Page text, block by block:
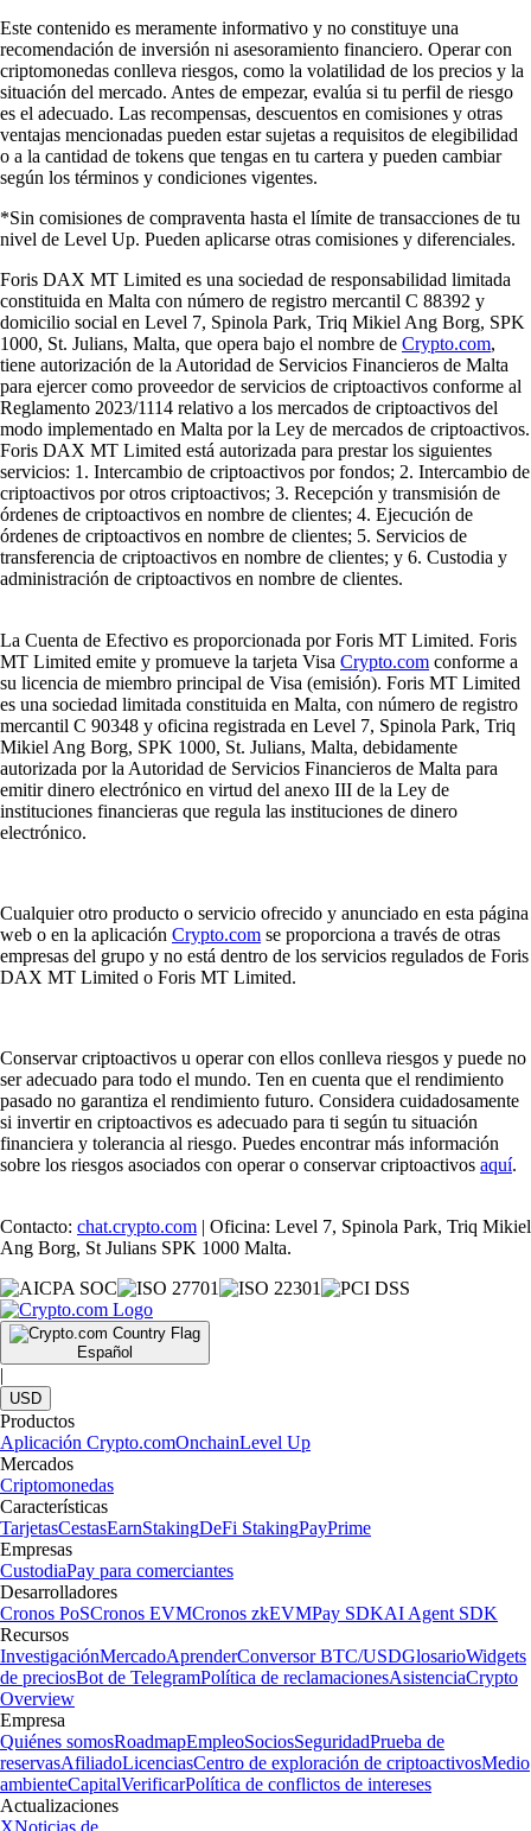
Este contenido es meramente informativo y no constituye una
recomendación de inversión ni asesoramiento financiero. Operar con
criptomonedas conlleva riesgos, como la volatilidad de los precios y la
situación del mercado. Antes de empezar, evalúa si tu perfil de riesgo
es el adecuado. Las recompensas, descuentos en comisiones y otras
ventajas mencionadas pueden estar sujetas a requisitos de elegibilidad
o a la cantidad de tokens que tengas en tu cartera y pueden cambiar
según los términos y condiciones vigentes.
*Sin comisiones de compraventa hasta el límite de transacciones de tu
nivel de Level Up. Pueden aplicarse otras comisiones y diferenciales.
Foris DAX MT Limited es una sociedad de responsabilidad limitada
constituida en Malta con número de registro mercantil C 88392 y
domicilio social en Level 7, Spinola Park, Triq Mikiel Ang Borg, SPK
1000, St. Julians, Malta, que opera bajo el nombre de Crypto.com,
tiene autorización de la Autoridad de Servicios Financieros de Malta
para ejercer como proveedor de servicios de criptoactivos conforme al
Reglamento 2023/1114 relativo a los mercados de criptoactivos del
modo implementado en Malta por la Ley de mercados de criptoactivos.
Foris DAX MT Limited está autorizada para prestar los siguientes
servicios: 1. Intercambio de criptoactivos por fondos; 2. Intercambio de
criptoactivos por otros criptoactivos; 3. Recepción y transmisión de
órdenes de criptoactivos en nombre de clientes; 4. Ejecución de
órdenes de criptoactivos en nombre de clientes; 5. Servicios de
transferencia de criptoactivos en nombre de clientes; y 6. Custodia y
administración de criptoactivos en nombre de clientes.
La Cuenta de Efectivo es proporcionada por Foris MT Limited. Foris
MT Limited emite y promueve la tarjeta Visa Crypto.com conforme a
su licencia de miembro principal de Visa (emisión). Foris MT Limited
es una sociedad limitada constituida en Malta, con número de registro
mercantil C 90348 y oficina registrada en Level 7, Spinola Park, Triq
Mikiel Ang Borg, SPK 1000, St. Julians, Malta, debidamente
autorizada por la Autoridad de Servicios Financieros de Malta para
emitir dinero electrónico en virtud del anexo III de la Ley de
instituciones financieras que regula las instituciones de dinero
electrónico.
Cualquier otro producto o servicio ofrecido y anunciado en esta página
web o en la aplicación Crypto.com se proporciona a través de otras
empresas del grupo y no está dentro de los servicios regulados de Foris
DAX MT Limited o Foris MT Limited.
Conservar criptoactivos u operar con ellos conlleva riesgos y puede no
ser adecuado para todo el mundo. Ten en cuenta que el rendimiento
pasado no garantiza el rendimiento futuro. Considera cuidadosamente
si invertir en criptoactivos es adecuado para ti según tu situación
financiera y tolerancia al riesgo. Puedes encontrar más información
sobre los riesgos asociados con operar o conservar criptoactivos aquí.
Contacto: chat.crypto.com | Oficina: Level 7, Spinola Park, Triq Mikiel
Ang Borg, St Julians SPK 1000 Malta.
Español
|
USD
Productos
Aplicación Crypto.comOnchainLevel Up
Mercados
Criptomonedas
Características
TarjetasCestasEarnStakingDeFi StakingPayPrime
Empresas
CustodiaPay para comerciantes
Desarrolladores
Cronos PoSCronos EVMCronos zkEVMPay SDKAI Agent SDK
Recursos
InvestigaciónMercadoAprenderConversor BTC/USDGlosarioWidgets
de preciosBot de TelegramPolítica de reclamacionesAsistenciaCrypto
Overview
Empresa
Quiénes somosRoadmapEmpleoSociosSeguridadPrueba de
reservasAfiliadoLicenciasCentro de exploración de criptoactivosMedio
ambienteCapitalVerificarPolítica de conflictos de intereses
Actualizaciones
XNoticias de